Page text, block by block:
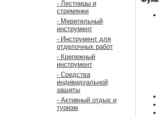
- Лестницы и
стремянки
- Мерительный
инструмент
- Инструмент для
отделочных работ
- Крепежный
инструмент
- Средства
индивидуальной
защиты
- Активный отдых и
туризм